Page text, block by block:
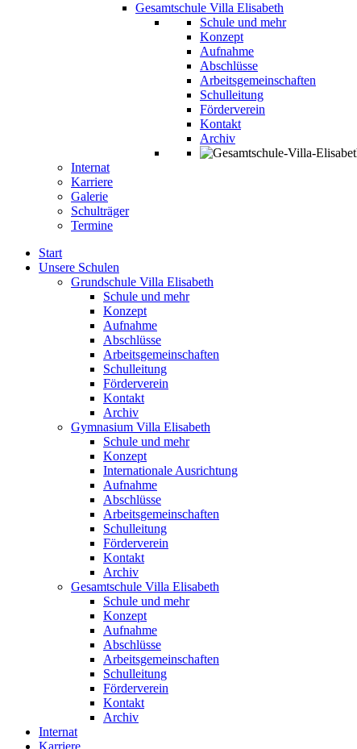
Gesamtschule Villa Elisabeth
Schule und mehr
Konzept
Aufnahme
Abschlüsse
Arbeitsgemeinschaften
Schulleitung
Förderverein
Kontakt
Archiv
Internat
Karriere
Galerie
Schulträger
Termine
Start
Unsere Schulen
Grundschule Villa Elisabeth
Schule und mehr
Konzept
Aufnahme
Abschlüsse
Arbeitsgemeinschaften
Schulleitung
Förderverein
Kontakt
Archiv
Gymnasium Villa Elisabeth
Schule und mehr
Konzept
Internationale Ausrichtung
Aufnahme
Abschlüsse
Arbeitsgemeinschaften
Schulleitung
Förderverein
Kontakt
Archiv
Gesamtschule Villa Elisabeth
Schule und mehr
Konzept
Aufnahme
Abschlüsse
Arbeitsgemeinschaften
Schulleitung
Förderverein
Kontakt
Archiv
Internat
Karriere